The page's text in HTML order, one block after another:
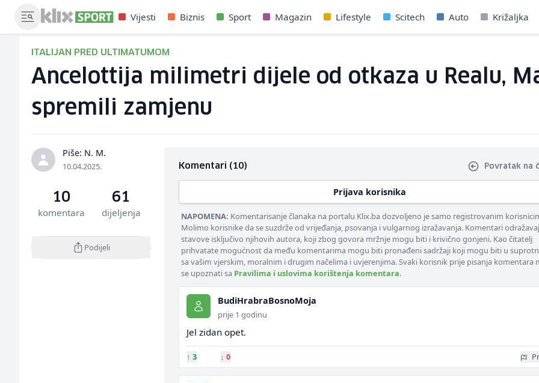
Vijesti Biznis Sport Magazin Lifestyle Scitech Auto Križaljka
ITALIJAN PRED ULTIMATUMOM
Ancelottija milimetri dijele od otkaza u Realu,
spremili zamjenu
Piše: N. M.
10.04.2025.
10
komentara
61
dijeljenja
Podijeli
Komentari (10) Povratak na
Prijava korisnika
NAPOMENA: Komentarisanje članaka na portalu Klix.ba dozvoljeno je samo registrovanim
Molimo korisnike da se suzdrže od vrijeđanja, psovanja i vulgarnog izražavanja. Komentari
stavove isključivo njihovih autora, koji zbog govora mržnje mogu biti i krivično gonjeni. Kao čitatelj
prihvatate mogućnost da među komentarima mogu biti pronađeni sadržaji koji mogu biti u
sa vašim vjerskim, moralnim i drugim načelima i uvjerenjima. Svaki korisnik prije pisanja komentara
se upoznati sa Pravilima i uslovima korištenja komentara.
BudiHrabraBosnoMoja
prije 1 godinu
Jel zidan opet.
↑ 3 ↓ 0